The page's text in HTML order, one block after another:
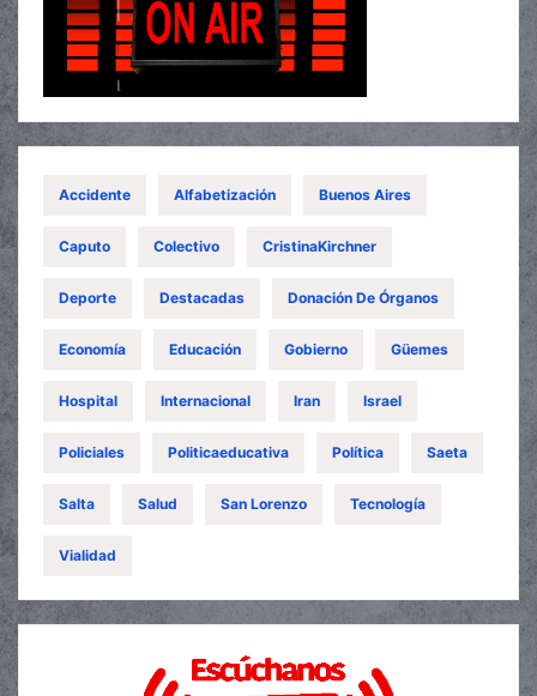
Accidente Alfabetización Buenos Aires
Caputo Colectivo CristinaKirchner
Deporte Destacadas Donación De Órganos
Economía Educación Gobierno Güemes
Hospital Internacional Iran Israel
Policiales Politicaeducativa Política Saeta
Salta Salud San Lorenzo Tecnología
Vialidad